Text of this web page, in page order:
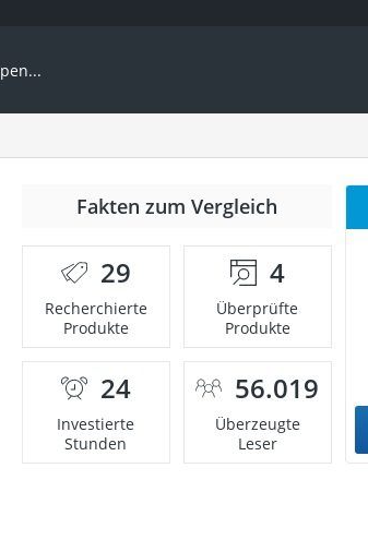
Fakten zum Vergleich
29
Recherchierte
Produkte
4
Überprüfte
Produkte
24
Investierte
Stunden
56.019
Überzeugte
Leser